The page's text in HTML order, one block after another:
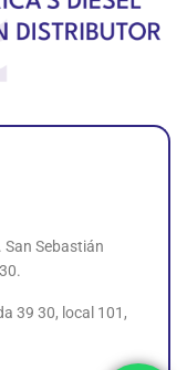
San Sebastián
39 30, local 101,